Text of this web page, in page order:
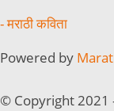
- मराठी कविता
Powered by
© Copyright 2021